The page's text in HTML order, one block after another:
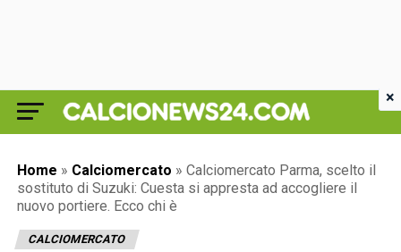
Home » Calciomercato » Calciomercato Parma, scelto il
sostituto di Suzuki: Cuesta si appresta ad accogliere il
nuovo portiere. Ecco chi è
CALCIOMERCATO
×